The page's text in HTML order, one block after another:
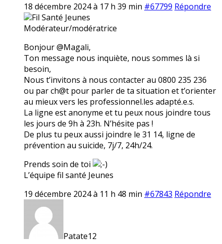
18 décembre 2024 à 17 h 39 min #67799 Répondre
Fil Santé Jeunes
Modérateur/modératrice
Bonjour @Magali,
Ton message nous inquiète, nous sommes là si
besoin,
Nous t’invitons à nous contacter au 0800 235 236
ou par ch@t pour parler de ta situation et t’orienter
au mieux vers les professionnel.les adapté.e.s.
La ligne est anonyme et tu peux nous joindre tous
les jours de 9h à 23h. N’hésite pas !
De plus tu peux aussi joindre le 31 14, ligne de
prévention au suicide, 7j/7, 24h/24.
Prends soin de toi
L’équipe fil santé Jeunes
19 décembre 2024 à 11 h 48 min #67843 Répondre
Patate12